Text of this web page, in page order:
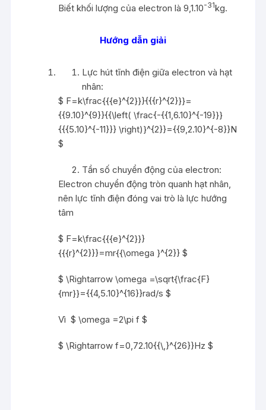
Biết khối lượng của electron là 9,1.10-31kg.
Hướng dẫn giải
Lực hút tĩnh điện giữa electron và hạt
nhân:
$ F=k\frac{{{e}^{2}}}{{{r}^{2}}}=
{{9.10}^{9}}{{\left( \frac{-{{1,6.10}^{-19}}}
{{{5.10}^{-11}}} \right)}^{2}}={{9,2.10}^{-8}}N
$
Tần số chuyển động của electron:
Electron chuyển động tròn quanh hạt nhân,
nên lực tĩnh điện đóng vai trò là lực hướng
tâm
$ F=k\frac{{{e}^{2}}}
{{{r}^{2}}}=mr{{\omega }^{2}} $
$ \Rightarrow \omega =\sqrt{\frac{F}
{mr}}={{4,5.10}^{16}}rad/s $
Vì $ \omega =2\pi f $
$ \Rightarrow f=0,72.10{{\,}^{26}}Hz $